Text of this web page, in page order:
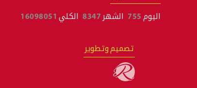
اليوم 755 الشهر 8347 الكلي 16098051
تصميم وتطوير